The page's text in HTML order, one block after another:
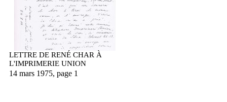
LETTRE DE RENÉ CHAR À
L'IMPRIMERIE UNION
14 mars 1975, page 1